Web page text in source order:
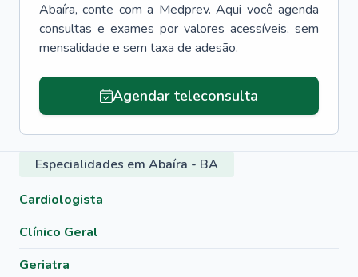
Abaíra, conte com a Medprev. Aqui você agenda
consultas e exames por valores acessíveis, sem
mensalidade e sem taxa de adesão.
Agendar teleconsulta
Especialidades em Abaíra - BA
Cardiologista
Clínico Geral
Geriatra